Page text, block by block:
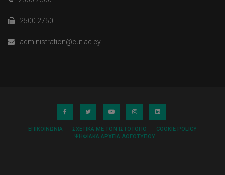
2500 2750
administration@cut.ac.cy
ΕΠΙΚΟΙΝΩΝΊΑ ΣΧΕΤΙΚΆ ΜΕ ΤΟΝ ΙΣΤΌΤΟΠΟ
COOKIE POLICY
ΨΗΦΙΑΚΆ ΑΡΧΕΊΑ ΛΟΓΌΤΥΠΟΥ